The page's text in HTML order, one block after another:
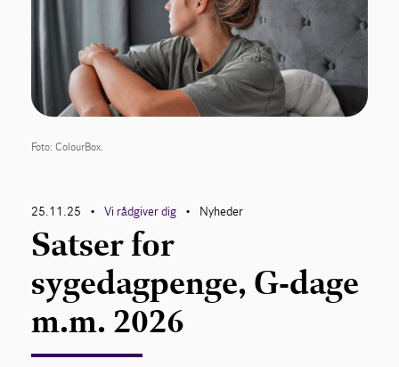
Foto: ColourBox.
25.11.25 • Vi rådgiver dig • Nyheder
Satser for
sygedagpenge, G-dage
m.m. 2026